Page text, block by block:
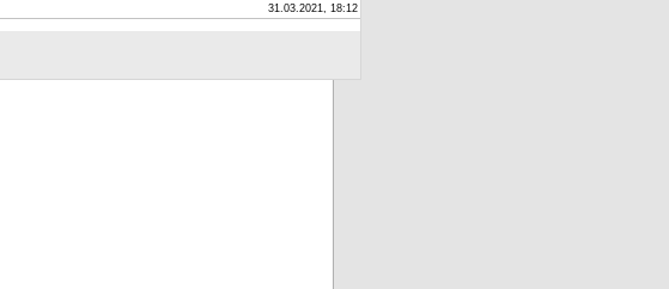
31.03.2021, 18:12